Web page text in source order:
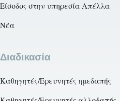
Είσοδος στην υπηρεσία Απέλλα
Νέα
Διαδικασία
Καθηγητές/Ερευνητές ημεδαπής